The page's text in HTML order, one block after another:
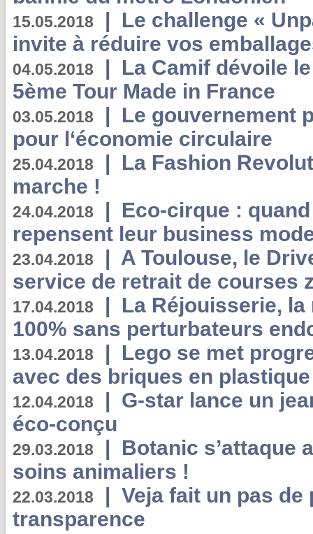
15.05.2018 | Le challenge «
invite à réduire vos
04.05.2018 | La Camif dévoile
5ème Tour Made in France
03.05.2018 | Le gouvernement
pour l‘économie circulaire
25.04.2018 | La Fashion
marche !
24.04.2018 | Eco-cirque :
repensent leur business
23.04.2018 | A Toulouse, le
service de retrait de courses
17.04.2018 | La Réjouisserie,
100% sans perturbateurs
13.04.2018 | Lego se met
avec des briques en
12.04.2018 | G-star lance un
éco-conçu
29.03.2018 | Botanic s’attaque
soins animaliers !
22.03.2018 | Veja fait un pas de
transparence